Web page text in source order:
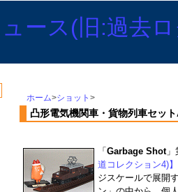
ホーム>ショット >
凸形電気機関車・貨物列車セッ
「 Garbage Shot」
道コレクション4)】
ジスケールで展開